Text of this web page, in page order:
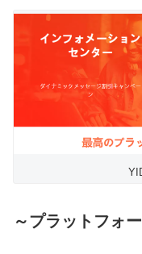
～プラットフォ